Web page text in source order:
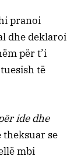
pranoi
dhe deklaroi
për t’i
të
ide dhe
theksuar se
mbi